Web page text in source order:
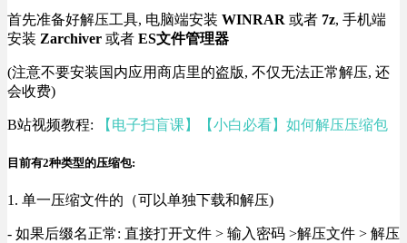
首先准备好解压工具, 电脑端安装 WINRAR 或者 7z, 手机端
安装 Zarchiver 或者 ES文件管理器
(注意不要安装国内应用商店里的盗版, 不仅无法正常解压, 还
会收费)
B站视频教程: 【电子扫盲课】【小白必看】如何解压压缩包
目前有2种类型的压缩包:
1. 单一压缩文件的（可以单独下载和解压)
- 如果后缀名正常: 直接打开文件 > 输入密码 >解压文件 > 解压